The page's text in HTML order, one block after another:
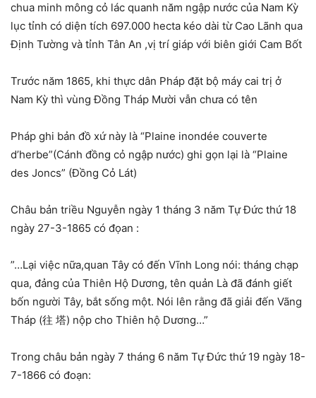
chua minh mông cỏ lác quanh năm ngập nước của Nam Kỳ
lục tỉnh có diện tích 697.000 hecta kéo dài từ Cao Lãnh qua
Định Tường và tỉnh Tân An ,vị trí giáp với biên giới Cam Bốt
Trước năm 1865, khi thực dân Pháp đặt bộ máy cai trị ở
Nam Kỳ thì vùng Đồng Tháp Mười vẫn chưa có tên
Pháp ghi bản đồ xứ này là “Plaine inondée couverte
d’herbe”(Cánh đồng cỏ ngập nước) ghi gọn lại là “Plaine
des Joncs” (Đồng Cỏ Lát)
Châu bản triều Nguyễn ngày 1 tháng 3 năm Tự Đức thứ 18
ngày 27-3-1865 có đọan :
”…Lại việc nữa,quan Tây có đến Vĩnh Long nói: tháng chạp
qua, đảng của Thiên Hộ Dương, tên quản Là đã đánh giết
bốn người Tây, bắt sống một. Nói lên rằng đã giải đến Vãng
Tháp (往 塔) nộp cho Thiên hộ Dương…”
Trong châu bản ngày 7 tháng 6 năm Tự Đức thứ 19 ngày 18-
7-1866 có đoạn: